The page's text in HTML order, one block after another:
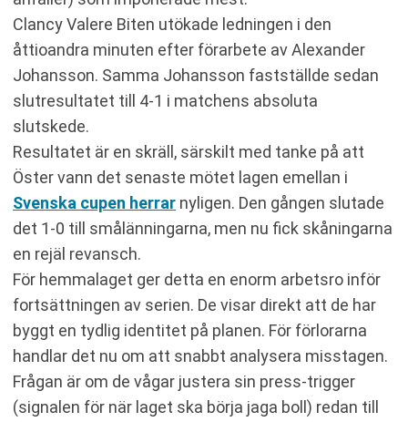
Clancy Valere Biten utökade ledningen i den
åttioandra minuten efter förarbete av Alexander
Johansson. Samma Johansson fastställde sedan
slutresultatet till 4-1 i matchens absoluta
slutskede.
Resultatet är en skräll, särskilt med tanke på att
Öster vann det senaste mötet lagen emellan i
Svenska cupen herrar nyligen. Den gången slutade
det 1-0 till smålänningarna, men nu fick skåningarna
en rejäl revansch.
För hemmalaget ger detta en enorm arbetsro inför
fortsättningen av serien. De visar direkt att de har
byggt en tydlig identitet på planen. För förlorarna
handlar det nu om att snabbt analysera misstagen.
Frågan är om de vågar justera sin press-trigger
(signalen för när laget ska börja jaga boll) redan till